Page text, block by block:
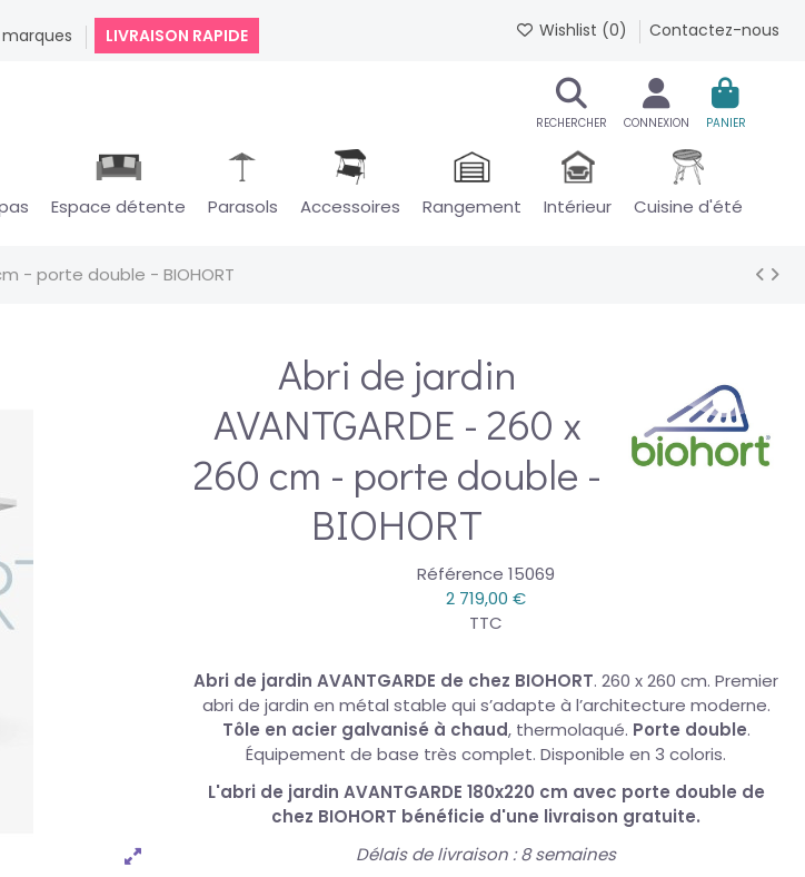
marques LIVRAISON RAPIDE Wishlist (0) Contactez-nous
RECHERCHER CONNEXION PANIER
Espace détente Parasols Accessoires Rangement Intérieur Cuisine d'été
- porte double - BIOHORT
Abri de jardin
AVANTGARDE - 260 x
260 cm - porte double -
BIOHORT
Référence 15069
2 719,00 €
TTC
Abri de jardin AVANTGARDE de chez BIOHORT. 260 x 260 cm. Premier
abri de jardin en métal stable qui s’adapte à l’architecture moderne.
Tôle en acier galvanisé à chaud, thermolaqué. Porte double.
Équipement de base très complet. Disponible en 3 coloris.
L'abri de jardin AVANTGARDE 180x220 cm avec porte double de
chez BIOHORT bénéficie d'une livraison gratuite.
Délais de livraison : 8 semaines